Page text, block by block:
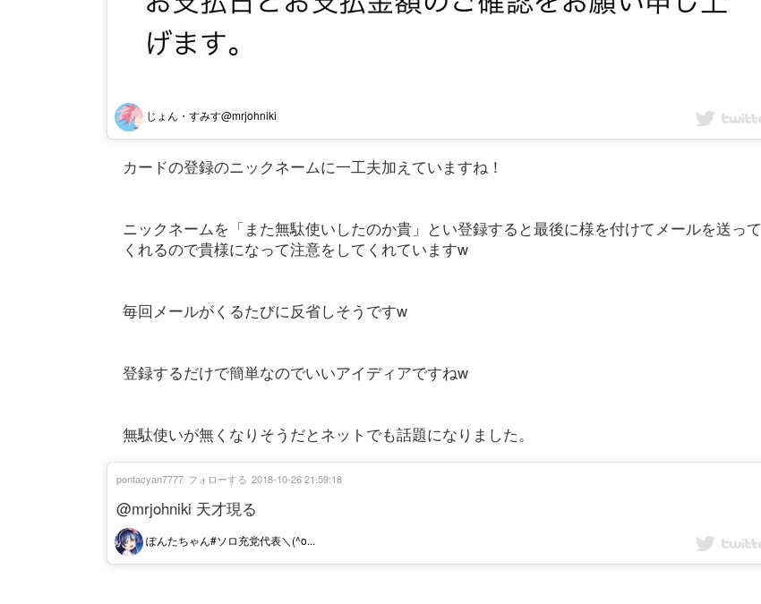
じょん・すみす@mrjohniki
カードの登録のニックネームに一工夫加えていますね！
ニックネームを「また無駄使いしたのか貴」とい登録すると最後に様を付けてメールを送って
くれるので貴様になって注意をしてくれていますw
毎回メールがくるたびに反省しそうですw
登録するだけで簡単なのでいいアイディアですねw
無駄使いが無くなりそうだとネットでも話題になりました。
@mrjohniki 天才現る
ぽんたちゃん#ソロ充党代表＼(^o...
pontacyan7777 フォローする 2018-10-26 21:59:18